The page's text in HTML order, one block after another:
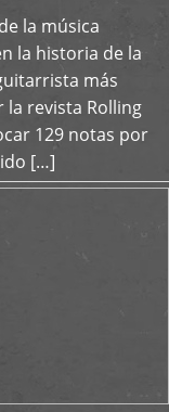
la música
la historia de la
más
revista Rolling
129 notas por
[…]